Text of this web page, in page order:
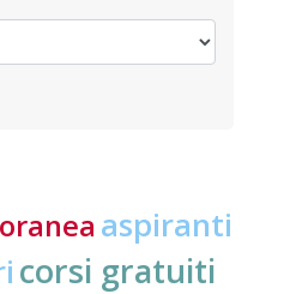
aspiranti
corsi gratuiti